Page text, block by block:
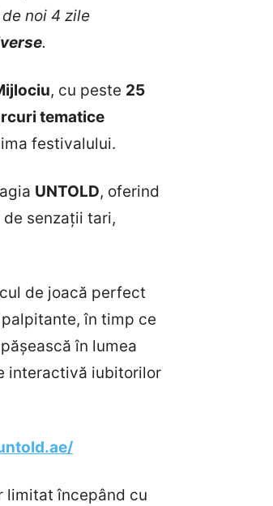
noi 4 zile
.
, cu peste 25
tematice
festivalului.
UNTOLD, oferind
senzații tari,
de joacă perfect
în timp ce
în lumea
interactivă iubitorilor
limitat începând cu